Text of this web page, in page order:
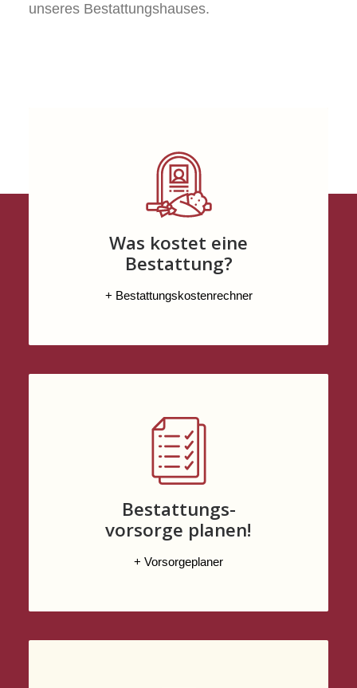
unseres Bestattungshauses.
Was kostet eine
Bestattung?
+ Bestattungskostenrechner
Bestattungs-
vorsorge planen!
+ Vorsorgeplaner